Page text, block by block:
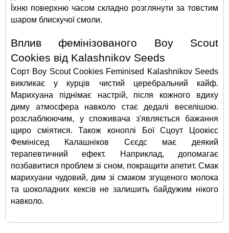
Їхню поверхню часом складно розглянути за товстим
шаром блискучої смоли.
Вплив фемінізованого Boy Scout
Cookies від Kalashnikov Seeds
Сорт Boy Scout Cookies Feminised Kalashnikov Seeds
викликає у курців чистий церебральний кайф.
Марихуана піднімає настрій, після кожного вдиху
диму атмосфера навколо стає дедалі веселішою.
розслаблюючим, у споживача з'являється бажання
щиро сміятися. Також коноплі Бої Сцоут Цоокієс
Фемінісед Калашніков Сєєдс має деякий
терапевтичний ефект. Наприклад, допомагає
позбавитися проблем зі сном, покращити апетит. Смак
марихуани чудовий, дим зі смаком згущеного молока
та шоколадних кексів не залишить байдужим нікого
навколо.